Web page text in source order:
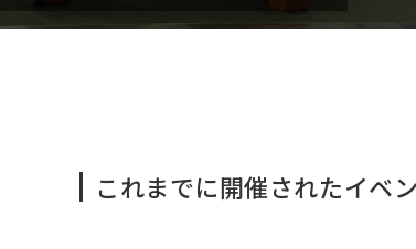
これまでに開催されたイベ